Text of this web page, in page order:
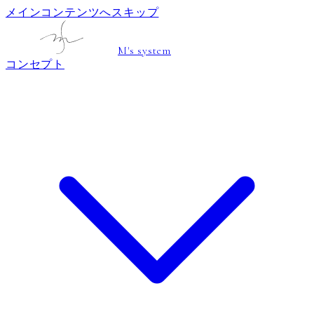
メインコンテンツへスキップ
M's system
コンセプト